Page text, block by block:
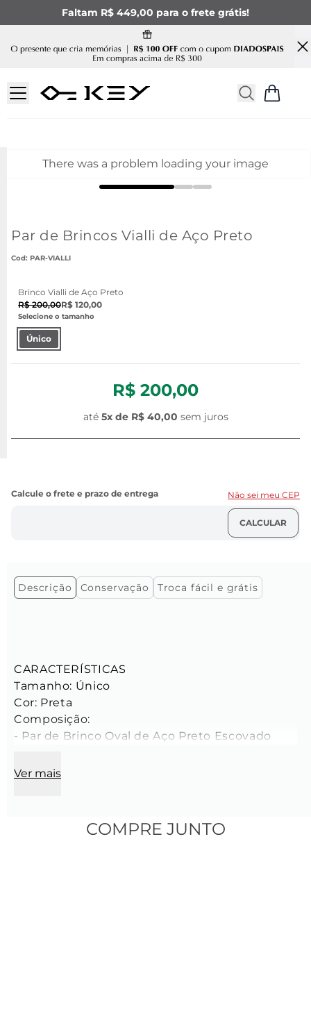
Faltam R$ 449,00 para o frete grátis!
There was a problem loading your image
Par de Brincos Vialli de Aço Preto
: PAR-VIALLI
Brinco Vialli de Aço Preto
R$ 200,00R$ 120,00
Selecione o tamanho
Único
R$ 200,00
até 5x de R$ 40,00 sem juros
Não sei meu CEP
Descrição Conservação Troca fácil e grátis
CARACTERÍSTICAS
Tamanho: Único
Cor: Preta
Composição:
- Par de Brinco Oval de Aço Preto Escovado
Ver mais
COMPRE JUNTO